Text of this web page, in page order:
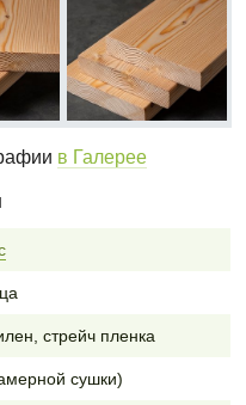
в Галерее
стрейч пленка
сушки)